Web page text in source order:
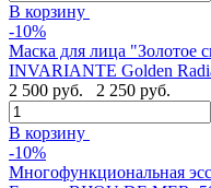
В корзину
-10%
Маска для лица "Золотое
INVARIANTE Golden
2 500 руб.
2 250 руб.
В корзину
-10%
Многофункциональная